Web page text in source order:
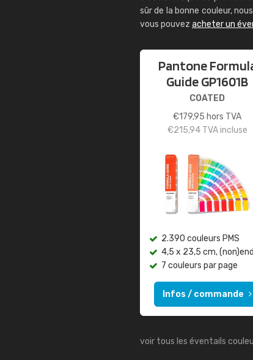
sûr de la bonne couleur,
vous pouvez acheter un
Pantone
Guide GP1601B
COATED
€179,95 hors TVA
€215,94TVA incluse
2.390 couleurs PMS
4,5 x 23,5 cm,
7 couleurs par page
Infos / commande
voir tous les éventails